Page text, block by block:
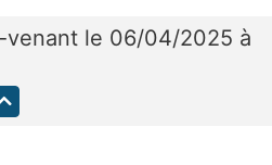
venant le 06/04/2025 à